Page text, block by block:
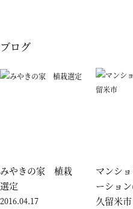
ブログ
みやきの家 植栽
選定
2016.04.17
マンシ
ーショ
久留米市